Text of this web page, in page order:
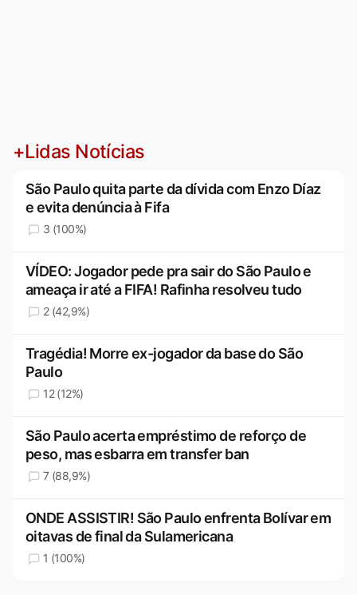
+Lidas Notícias
São Paulo quita parte da dívida com Enzo Díaz
e evita denúncia à Fifa
3 (100%)
VÍDEO: Jogador pede pra sair do São Paulo e
ameaça ir até a FIFA! Rafinha resolveu tudo
2 (42,9%)
Tragédia! Morre ex-jogador da base do São
Paulo
12 (12%)
São Paulo acerta empréstimo de reforço de
peso, mas esbarra em transfer ban
7 (88,9%)
ONDE ASSISTIR! São Paulo enfrenta Bolívar em
oitavas de final da Sulamericana
1 (100%)